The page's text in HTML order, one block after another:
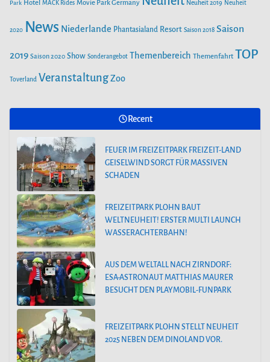
FREIZEITPARK PLOHN BAUT WELTNEUHEIT! ERSTER MULTI
LAUNCH WASSERACHTERBAHN!
AUS DEM WELTALL NACH ZIRNDORF: ESA-ASTRONAUT
MATTHIAS MAURER BESUCHT DEN PLAYMOBIL-FUNPARK
FREIZEITPARK PLOHN STELLT NEUHEIT
2025 NEBEN DEM DINOLAND VOR.
Park Hotel MACK Rides Movie Park Germany Neuheit 2019 Neuheit
2020 News Niederlande Phantasialand Resort Saison 2018 Saison
2019 Saison 2020 Show Sonderangebot Themenbereich Themenfahrt TOP
Toverland VeranstaltungZoo
Recent
FEUER IM FREIZEITPARK FREIZEIT-LAND
GEISELWIND SORGT FÜR MASSIVEN
SCHADEN
FREIZEITPARK PLOHN BAUT
WELTNEUHEIT! ERSTER MULTI LAUNCH
WASSERACHTERBAHN!
AUS DEM WELTALL NACH ZIRNDORF:
ESA-ASTRONAUT MATTHIAS MAURER
BESUCHT DEN PLAYMOBIL-FUNPARK
FREIZEITPARK PLOHN STELLT NEUHEIT
2025 NEBEN DEM DINOLAND VOR.